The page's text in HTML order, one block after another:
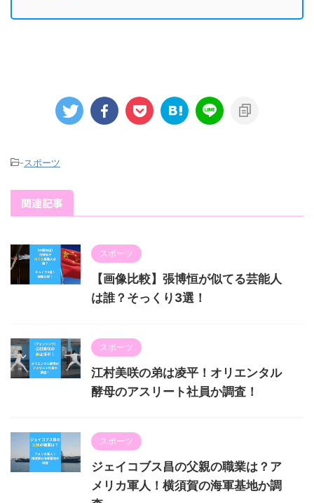
-スポーツ
関連記事
スポーツ
【画像比較】張博恒が似てる芸能人
は誰？そっくり3選！
スポーツ
江村美咲の弟は凌平！オリエンタル
酵母のアスリート社員か調査！
スポーツ
ジェイコブス昌の父親の職業は？ア
メリカ軍人！横須賀の海軍基地か調